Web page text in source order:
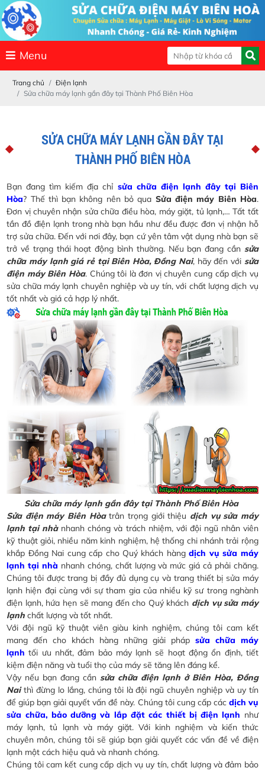
Menu
Trang chủ
Điện lạnh
Sửa chữa máy lạnh gần đây tại Thành Phố Biên Hòa
SỬA CHỮA MÁY LẠNH GẦN ĐÂY TẠI
THÀNH PHỐ BIÊN HÒA
Bạn đang tìm kiếm địa chỉ sửa chữa điện lạnh đây tại Biên
Hòa? Thế thì bạn không nên bỏ qua Sửa điện máy Biên Hòa.
Đơn vị chuyên nhận sửa chữa điều hòa, máy giặt, tủ lạnh,… Tất tất
tần đồ điện lạnh trong nhà bạn hầu như đều được đơn vị nhận hỗ
trợ sửa chữa. Đến với nơi đây, bạn cứ yên tâm vật dụng nhà bạn sẽ
trở về trạng thái hoạt động bình thường. Nếu bạn đang cần sửa
chữa máy lạnh giá rẻ tại Biên Hòa, Đồng Nai, hãy đến với sửa
điện máy Biên Hòa. Chúng tôi là đơn vị chuyên cung cấp dịch vụ
sửa chữa máy lạnh chuyên nghiệp và uy tín, với chất lượng dịch vụ
tốt nhất và giá cả hợp lý nhất.
Sửa chữa máy lạnh gần đây tại Thành Phố Biên Hòa
Sửa điện máy Biên Hòatrân trọng giới thiệu dịch vụ sửa máy
lạnh tại nhànhanh chóng và trách nhiệm, với đội ngũ nhân viên
kỹ thuật giỏi, nhiều năm kinh nghiệm, hệ thống chi nhánh trải rộng
khắp Đồng Nai cung cấp cho Quý khách hàngdịch vụ sửa máy
lạnh tại nhà nhanh chóng, chất lượng và mức giá cả phải chăng.
Chúng tôi được trang bị đầy đủ dụng cụ và trang thiết bị sửa máy
lạnh hiện đại cùng với sự tham gia của nhiều kỹ sư trong nghành
điện lạnh, hứa hẹn sẽ mang đến cho Quý khách dịch vụ sửa máy
lạnh chất lượng và tốt nhất.
Với đội ngũ kỹ thuật viên giàu kinh nghiệm, chúng tôi cam kết
mang đến cho khách hàng những giải pháp sửa chữa máy
lạnh tối ưu nhất, đảm bảo máy lạnh sẽ hoạt động ổn định, tiết
kiệm điện năng và tuổi thọ của máy sẽ tăng lên đáng kể.
Vậy nếu bạn đang cầnsửa chữa điện lạnh ở Biên Hòa, Đồng
Naithì đừng lo lắng, chúng tôi là đội ngũ chuyên nghiệp và uy tín
để giúp bạn giải quyết vấn đề này. Chúng tôi cung cấp các dịch vụ
sửa chữa, bảo dưỡng và lắp đặt các thiết bị điện lạnh như
máy lạnh, tủ lạnh và máy giặt. Với kinh nghiệm và kiến thức
chuyên môn, chúng tôi sẽ giúp bạn giải quyết các vấn đề về điện
lạnh một cách hiệu quả và nhanh chóng.
Chúng tôi cam kết cung cấp dịch vụ uy tín, chất lượng và đảm bảo